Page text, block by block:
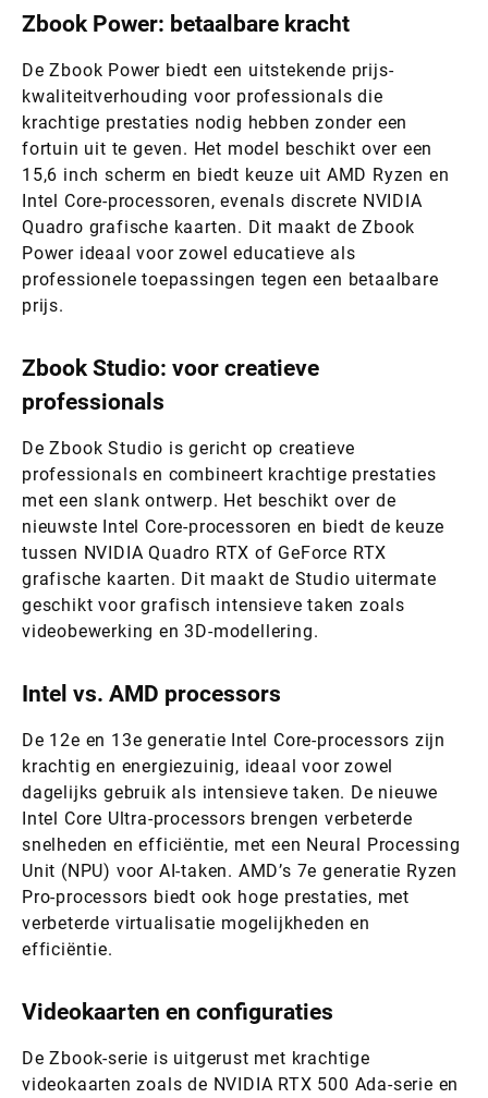
Zbook Power: betaalbare kracht
De Zbook Power biedt een uitstekende prijs-
kwaliteitverhouding voor professionals die
krachtige prestaties nodig hebben zonder een
fortuin uit te geven. Het model beschikt over een
15,6 inch scherm en biedt keuze uit AMD Ryzen en
Intel Core-processoren, evenals discrete NVIDIA
Quadro grafische kaarten. Dit maakt de Zbook
Power ideaal voor zowel educatieve als
professionele toepassingen tegen een betaalbare
prijs.
Zbook Studio: voor creatieve
professionals
De Zbook Studio is gericht op creatieve
professionals en combineert krachtige prestaties
met een slank ontwerp. Het beschikt over de
nieuwste Intel Core-processoren en biedt de keuze
tussen NVIDIA Quadro RTX of GeForce RTX
grafische kaarten. Dit maakt de Studio uitermate
geschikt voor grafisch intensieve taken zoals
videobewerking en 3D-modellering.
Intel vs. AMD processors
De 12e en 13e generatie Intel Core-processors zijn
krachtig en energiezuinig, ideaal voor zowel
dagelijks gebruik als intensieve taken. De nieuwe
Intel Core Ultra-processors brengen verbeterde
snelheden en efficiëntie, met een Neural Processing
Unit (NPU) voor AI-taken. AMD’s 7e generatie Ryzen
Pro-processors biedt ook hoge prestaties, met
verbeterde virtualisatie mogelijkheden en
efficiëntie.
Videokaarten en configuraties
De Zbook-serie is uitgerust met krachtige
videokaarten zoals de NVIDIA RTX 500 Ada-serie en